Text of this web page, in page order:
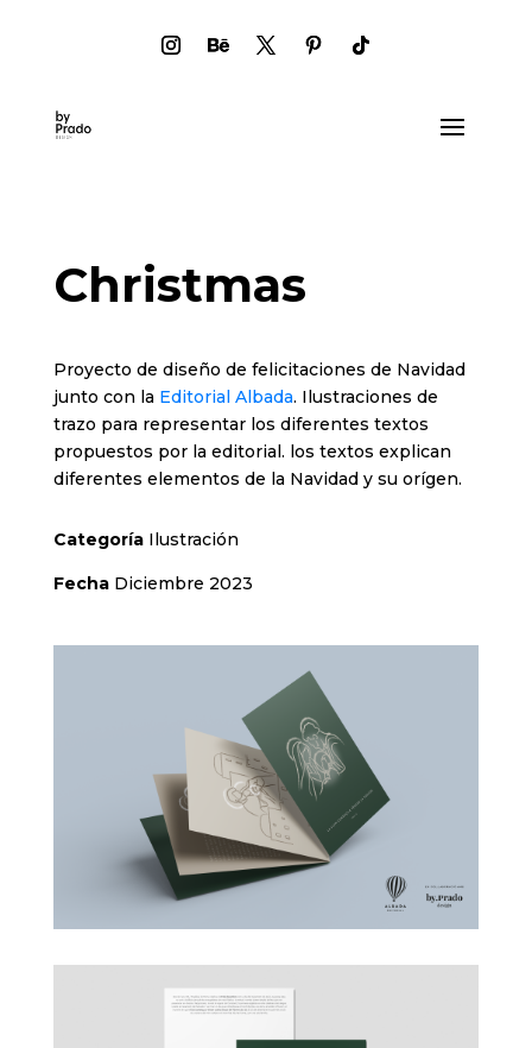
Christmas
Proyecto de diseño de felicitaciones de Navidad
junto con la Editorial Albada. Ilustraciones de
trazo para representar los diferentes textos
propuestos por la editorial. los textos explican
diferentes elementos de la Navidad y su orígen.
Categoría Ilustración
Fecha Diciembre 2023